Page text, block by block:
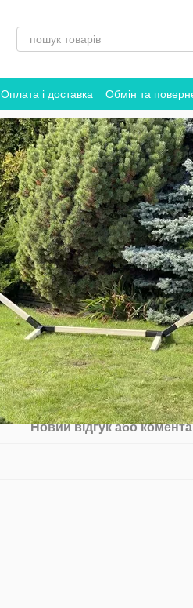
Оплата і доставка Обмін та
Новий відгук або